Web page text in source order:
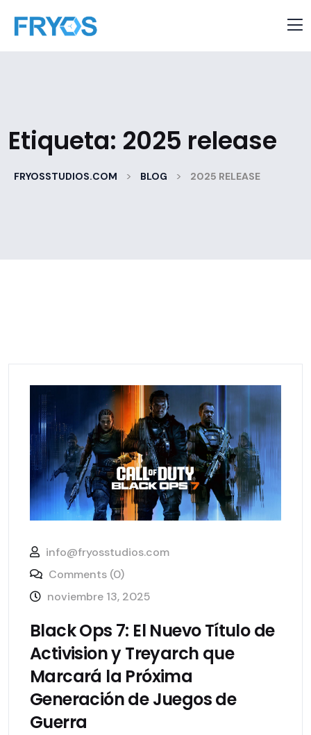
Etiqueta: 2025 release
FRYOSSTUDIOS.COM > BLOG > 2025 RELEASE
info@fryosstudios.com
Comments (0)
noviembre 13, 2025
Black Ops 7: El Nuevo Título de
Activision y Treyarch que
Marcará la Próxima
Generación de Juegos de
Guerra